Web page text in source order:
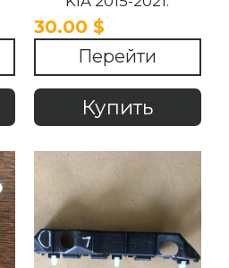
30.00 $
Перейти
Купить